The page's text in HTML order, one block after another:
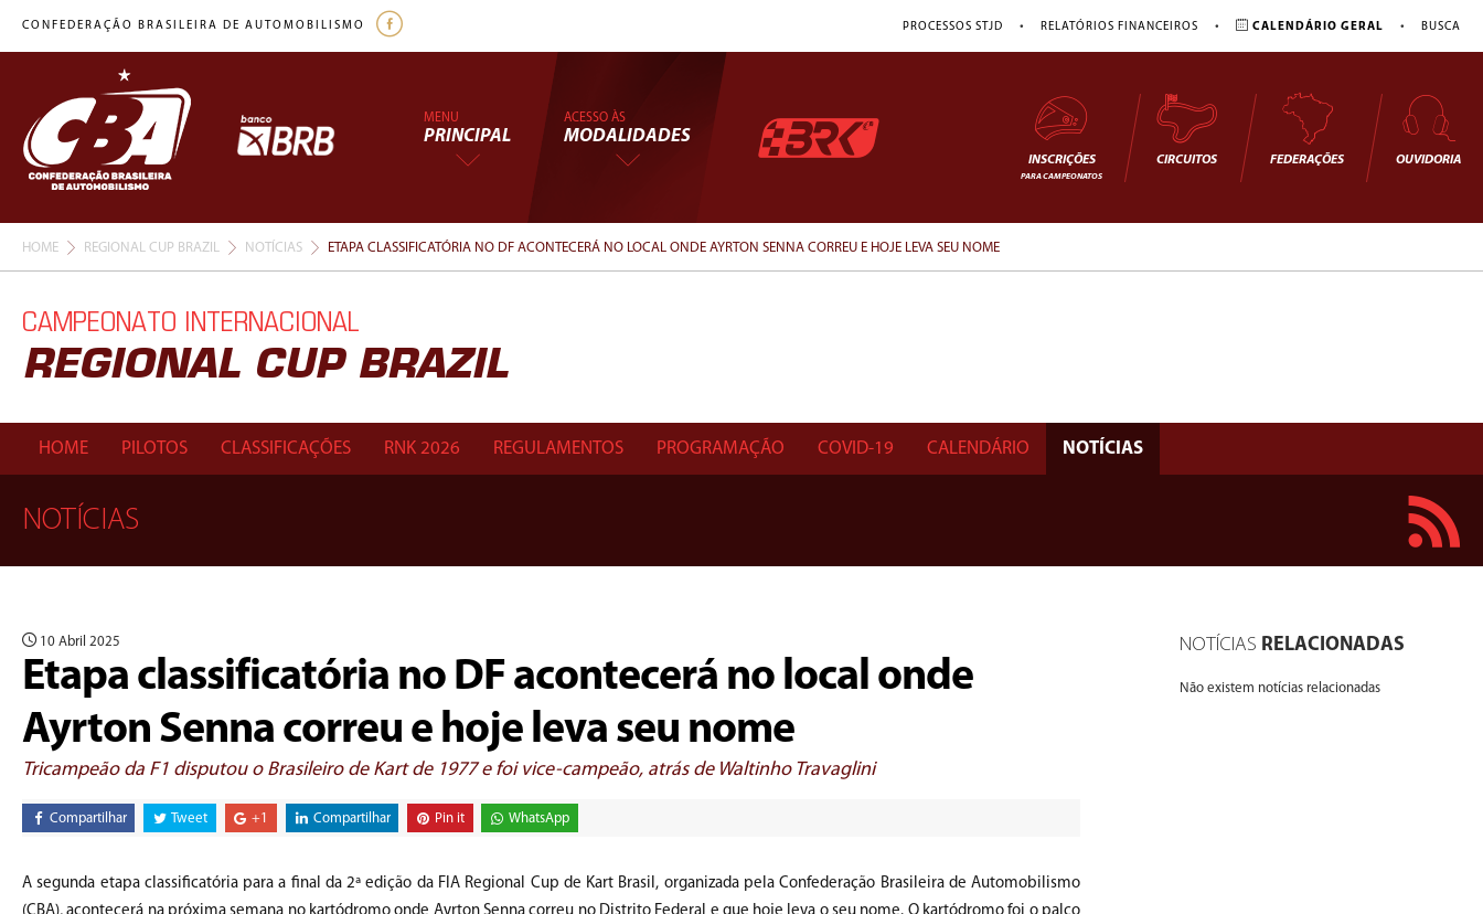
CONFEDERAÇÃO BRASILEIRA DE AUTOMOBILISMO PROCESSOS STJD • RELATÓRIOS FINANCEIROS • CALENDÁRIO GERAL • BUSCA
MENU
PRINCIPAL
ACESSO ÀS
MODALIDADES
INSCRIÇÕES
PARA CAMPEONATOS
CIRCUITOS FEDERAÇÕES OUVIDORIA
HOME REGIONAL CUP BRAZIL NOTÍCIAS ETAPA CLASSIFICATÓRIA NO DF ACONTECERÁ NO LOCAL ONDE AYRTON SENNA CORREU E HOJE LEVA SEU NOME
CAMPEONATO INTERNACIONAL
REGIONAL CUP BRAZIL
HOME PILOTOS CLASSIFICAÇÕES RNK 2026 REGULAMENTOS PROGRAMAÇÃO COVID-19 CALENDÁRIO NOTÍCIAS
NOTÍCIAS
10 Abril 2025
Etapa classificatória no DF acontecerá no local onde
Ayrton Senna correu e hoje leva seu nome
Tricampeão da F1 disputou o Brasileiro de Kart de 1977 e foi vice-campeão, atrás de Waltinho Travaglini
Compartilhar Tweet +1 Compartilhar Pin it WhatsApp
A segunda etapa classificatória para a final da 2ª edição da FIA Regional Cup de Kart Brasil, organizada pela Confederação Brasileira de Automobilismo
NOTÍCIAS RELACIONADAS
Não existem notícias relacionadas